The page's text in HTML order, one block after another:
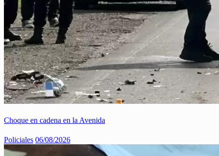
Choque en cadena en la Avenida
Policiales 06/08/2026